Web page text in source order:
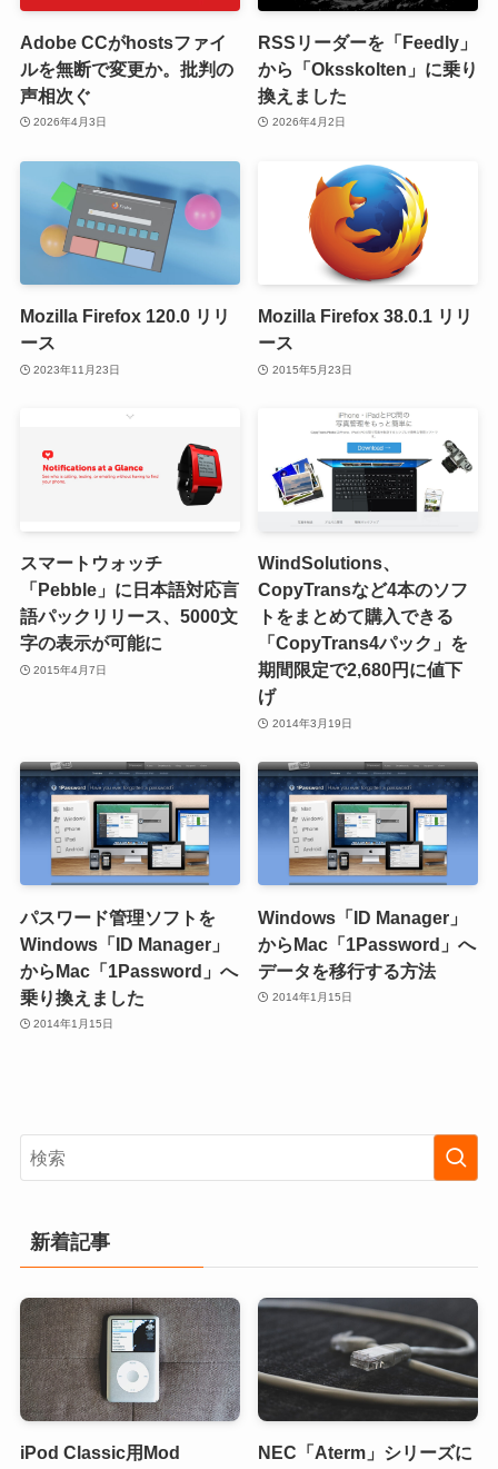
Adobe CCがhostsファイ
ルを無断で変更か。批判の
声相次ぐ
2026年4月3日
RSSリーダーを「Feedly」
から「Oksskolten」に乗り
換えました
2026年4月2日
Mozilla Firefox 120.0 リリ
ース
2023年11月23日
Mozilla Firefox 38.0.1 リリ
ース
2015年5月23日
スマートウォッチ
「Pebble」に日本語対応言
語パックリリース、5000文
字の表示が可能に
2015年4月7日
WindSolutions、
CopyTransなど4本のソフ
トをまとめて購入できる
「CopyTrans4パック」を
期間限定で2,680円に値下
げ
2014年3月19日
パスワード管理ソフトを
Windows「ID Manager」
からMac「1Password」へ
乗り換えました
2014年1月15日
Windows「ID Manager」
からMac「1Password」へ
データを移行する方法
2014年1月15日
新着記事
iPod Classic用Mod
NEC「Aterm」シリーズに